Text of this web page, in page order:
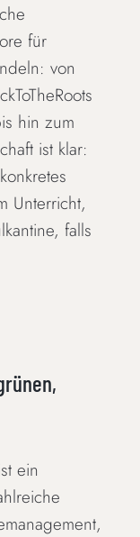
für
von
hin zum
ist klar:
Unterricht,
falls
ein